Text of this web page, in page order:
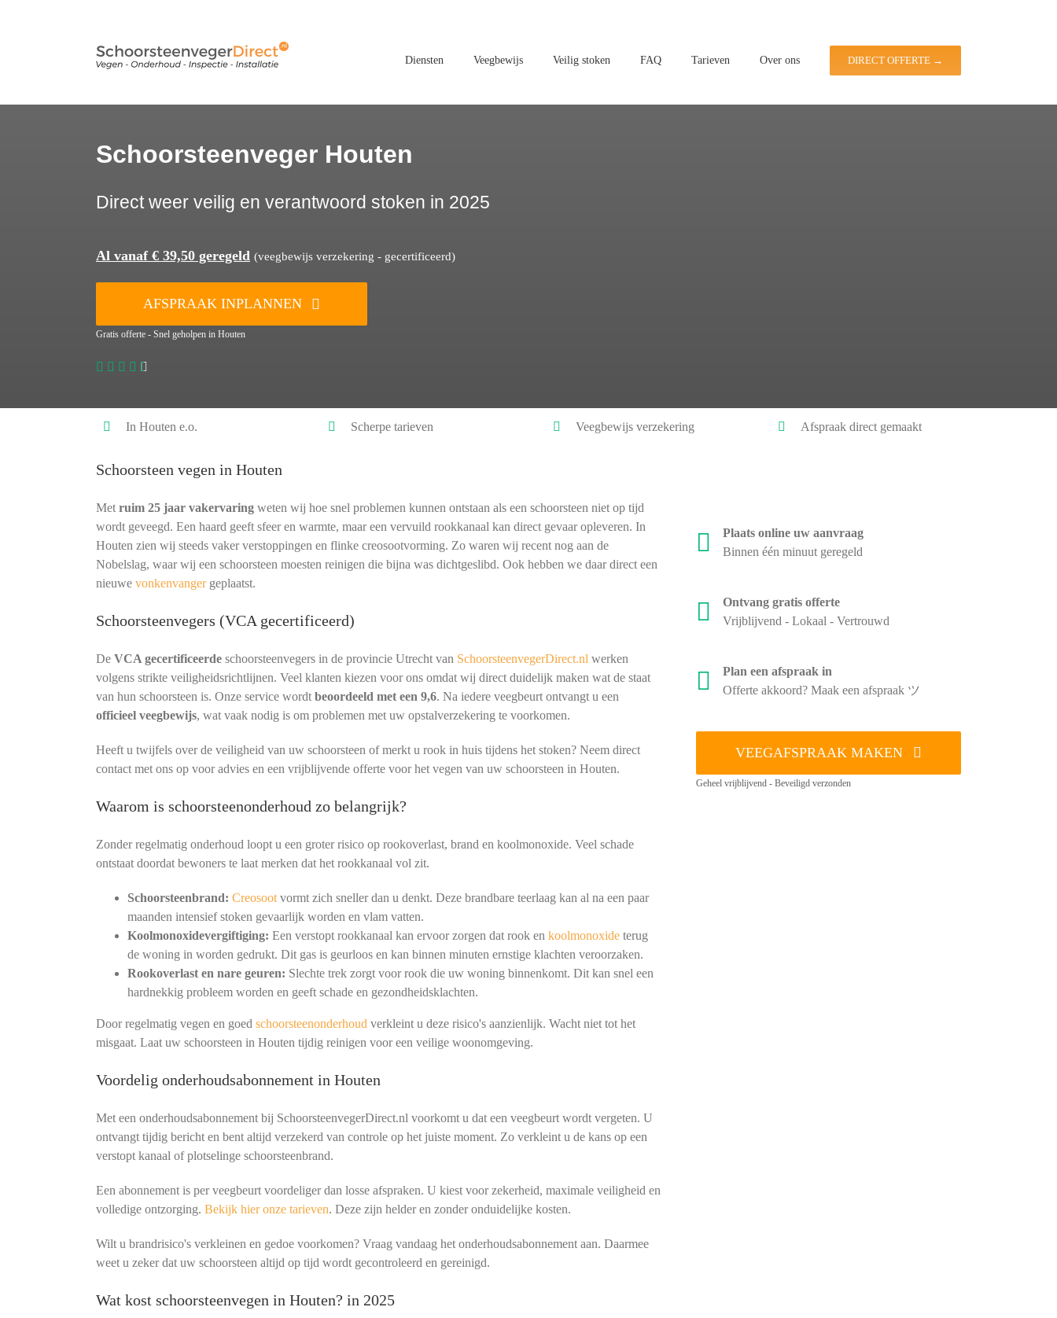
Diensten Veegbewijs Veilig stoken FAQ Tarieven Over ons DIRECT OFFERTE →
Schoorsteenveger Houten
Direct weer veilig en verantwoord stoken in 2025
Al vanaf € 39,50 geregeld (veegbewijs verzekering - gecertificeerd)
AFSPRAAK INPLANNEN
Gratis offerte - Snel geholpen in Houten
In Houten e.o. Scherpe tarieven Veegbewijs verzekering Afspraak direct gemaakt
Schoorsteen vegen in Houten
Met ruim 25 jaar vakervaringweten wij hoe snel problemen kunnen ontstaan als een schoorsteen niet op tijd
wordt geveegd. Een haard geeft sfeer en warmte, maar een vervuild rookkanaal kan direct gevaar opleveren. In
Houten zien wij steeds vaker verstoppingen en flinke creosootvorming. Zo waren wij recent nog aan de
Nobelslag, waar wij een schoorsteen moesten reinigen die bijna was dichtgeslibd. Ook hebben we daar direct een
nieuwe vonkenvangergeplaatst.
Schoorsteenvegers (VCA gecertificeerd)
De VCA gecertificeerdeschoorsteenvegers in de provincie Utrecht van SchoorsteenvegerDirect.nl werken
volgens strikte veiligheidsrichtlijnen. Veel klanten kiezen voor ons omdat wij direct duidelijk maken wat de staat
van hun schoorsteen is. Onze service wordt beoordeeld met een 9,6. Na iedere veegbeurt ontvangt u een
officieel veegbewijs, wat vaak nodig is om problemen met uw opstalverzekering te voorkomen.
Heeft u twijfels over de veiligheid van uw schoorsteen of merkt u rook in huis tijdens het stoken? Neem direct
contact met ons op voor advies en een vrijblijvende offerte voor het vegen van uw schoorsteen in Houten.
Waarom is schoorsteenonderhoud zo belangrijk?
Zonder regelmatig onderhoud loopt u een groter risico op rookoverlast, brand en koolmonoxide. Veel schade
ontstaat doordat bewoners te laat merken dat het rookkanaal vol zit.
Schoorsteenbrand: Creosootvormt zich sneller dan u denkt. Deze brandbare teerlaag kan al na een paar
maanden intensief stoken gevaarlijk worden en vlam vatten.
Koolmonoxidevergiftiging: Een verstopt rookkanaal kan ervoor zorgen dat rook en koolmonoxideterug
de woning in worden gedrukt. Dit gas is geurloos en kan binnen minuten ernstige klachten veroorzaken.
Rookoverlast en nare geuren: Slechte trek zorgt voor rook die uw woning binnenkomt. Dit kan snel een
hardnekkig probleem worden en geeft schade en gezondheidsklachten.
Door regelmatig vegen en goed schoorsteenonderhoud verkleint u deze risico's aanzienlijk. Wacht niet tot het
misgaat. Laat uw schoorsteen in Houten tijdig reinigen voor een veilige woonomgeving.
Voordelig onderhoudsabonnement in Houten
Met een onderhoudsabonnement bij SchoorsteenvegerDirect.nl voorkomt u dat een veegbeurt wordt vergeten. U
ontvangt tijdig bericht en bent altijd verzekerd van controle op het juiste moment. Zo verkleint u de kans op een
verstopt kanaal of plotselinge schoorsteenbrand.
Een abonnement is per veegbeurt voordeliger dan losse afspraken. U kiest voor zekerheid, maximale veiligheid en
volledige ontzorging. Bekijk hier onze tarieven. Deze zijn helder en zonder onduidelijke kosten.
Wilt u brandrisico's verkleinen en gedoe voorkomen? Vraag vandaag het onderhoudsabonnement aan. Daarmee
weet u zeker dat uw schoorsteen altijd op tijd wordt gecontroleerd en gereinigd.
Wat kost schoorsteenvegen in Houten? in 2025
Plaats online uw aanvraag
Binnen één minuut geregeld
Ontvang gratis offerte
Vrijblijvend - Lokaal - Vertrouwd
Plan een afspraak in
Offerte akkoord? Maak een afspraak ツ
VEEGAFSPRAAK MAKEN
Geheel vrijblijvend - Beveiligd verzonden